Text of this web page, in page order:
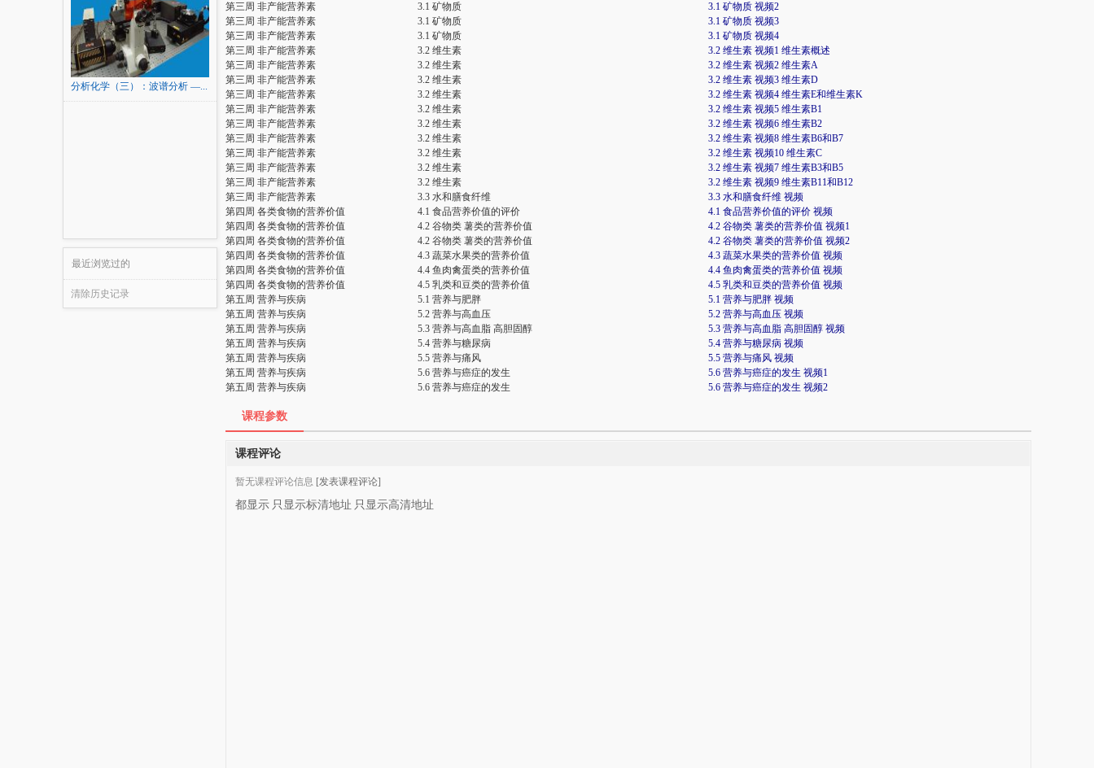
分析化学（三）：波谱分析 —...
最近浏览过的
清除历史记录
第三周 非产能营养素
3.1 矿物质
3.1 矿物质 视频2
第三周 非产能营养素
3.1 矿物质
3.1 矿物质 视频3
第三周 非产能营养素
3.1 矿物质
3.1 矿物质 视频4
第三周 非产能营养素
3.2 维生素
3.2 维生素 视频1 维生素概述
第三周 非产能营养素
3.2 维生素
3.2 维生素 视频2 维生素A
第三周 非产能营养素
3.2 维生素
3.2 维生素 视频3 维生素D
第三周 非产能营养素
3.2 维生素
3.2 维生素 视频4 维生素E和维生素K
第三周 非产能营养素
3.2 维生素
3.2 维生素 视频5 维生素B1
第三周 非产能营养素
3.2 维生素
3.2 维生素 视频6 维生素B2
第三周 非产能营养素
3.2 维生素
3.2 维生素 视频8 维生素B6和B7
第三周 非产能营养素
3.2 维生素
3.2 维生素 视频10 维生素C
第三周 非产能营养素
3.2 维生素
3.2 维生素 视频7 维生素B3和B5
第三周 非产能营养素
3.2 维生素
3.2 维生素 视频9 维生素B11和B12
第三周 非产能营养素
3.3 水和膳食纤维
3.3 水和膳食纤维 视频
第四周 各类食物的营养价值
4.1 食品营养价值的评价
4.1 食品营养价值的评价 视频
第四周 各类食物的营养价值
4.2 谷物类 薯类的营养价值
4.2 谷物类 薯类的营养价值 视频1
第四周 各类食物的营养价值
4.2 谷物类 薯类的营养价值
4.2 谷物类 薯类的营养价值 视频2
第四周 各类食物的营养价值
4.3 蔬菜水果类的营养价值
4.3 蔬菜水果类的营养价值 视频
第四周 各类食物的营养价值
4.4 鱼肉禽蛋类的营养价值
4.4 鱼肉禽蛋类的营养价值 视频
第四周 各类食物的营养价值
4.5 乳类和豆类的营养价值
4.5 乳类和豆类的营养价值 视频
第五周 营养与疾病
5.1 营养与肥胖
5.1 营养与肥胖 视频
第五周 营养与疾病
5.2 营养与高血压
5.2 营养与高血压 视频
第五周 营养与疾病
5.3 营养与高血脂 高胆固醇
5.3 营养与高血脂 高胆固醇 视频
第五周 营养与疾病
5.4 营养与糖尿病
5.4 营养与糖尿病 视频
第五周 营养与疾病
5.5 营养与痛风
5.5 营养与痛风 视频
第五周 营养与疾病
5.6 营养与癌症的发生
5.6 营养与癌症的发生 视频1
第五周 营养与疾病
5.6 营养与癌症的发生 5.6 营养与癌症的发生 视频2
课程参数
课程评论
暂无课程评论信息 [发表课程评论]
都显示 只显示标清地址 只显示高清地址